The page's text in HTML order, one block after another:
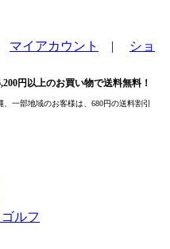
マイアカウント |
ショ
円以上のお買い物で送料無料！
、一部地域のお客様は、680円の送料割引
ルフ